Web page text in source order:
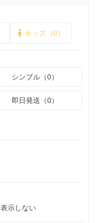
キッズ（0）
シンプル（0）
即日発送（0）
表示しない